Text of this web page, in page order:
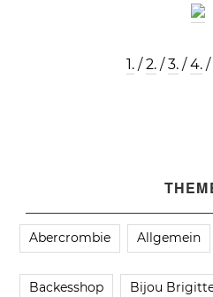
1. /2. /3. /4.
Abercrombie Allgemein
Backesshop Bijou